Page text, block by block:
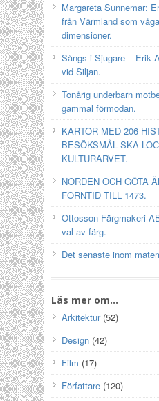
Margareta Sunnemar:
från Värmland som
dimensioner.
Sångs i Sjugare – Erik
vid Siljan.
Tonårig underbarn
gammal förmodan.
KARTOR MED 206
BESÖKSMÅL SKA
KULTURARVET.
NORDEN OCH GÖTA
FORNTID TILL 1473.
Ottosson Färgmakeri
val av färg.
Det senaste inom
Läs mer om…
Arkitektur(52)
Design (42)
Film (17)
Författare (120)